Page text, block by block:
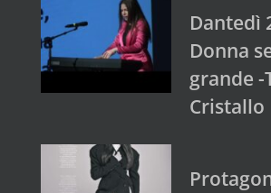
Dantedì
Donna
grande -
Cristallo